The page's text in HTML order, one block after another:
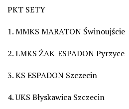
PKT SETY
1. MMKS MARATON
2. LMKS ŻAK-ESPADON
3. KS ESPADON
4. UKS Błyskawica